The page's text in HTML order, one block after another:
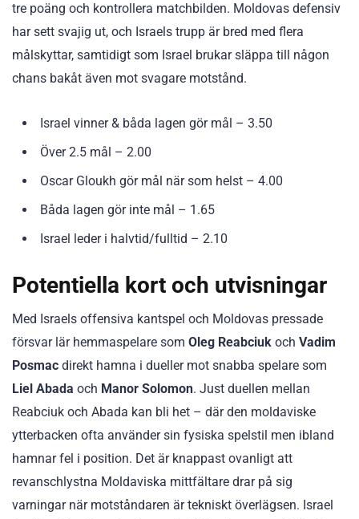
tre poäng och kontrollera matchbilden. Moldovas defensiv
har sett svajig ut, och Israels trupp är bred med flera
målskyttar, samtidigt som Israel brukar släppa till någon
chans bakåt även mot svagare motstånd.
Israel vinner & båda lagen gör mål – 3.50
Över 2.5 mål – 2.00
Oscar Gloukh gör mål när som helst – 4.00
Båda lagen gör inte mål – 1.65
Israel leder i halvtid/fulltid – 2.10
Potentiella kort och utvisningar
Med Israels offensiva kantspel och Moldovas pressade
försvar lär hemmaspelare som Oleg Reabciuk och Vadim
Posmac direkt hamna i dueller mot snabba spelare som
Liel Abada och Manor Solomon. Just duellen mellan
Reabciuk och Abada kan bli het – där den moldaviske
ytterbacken ofta använder sin fysiska spelstil men ibland
hamnar fel i position. Det är knappast ovanligt att
revanschlystna Moldaviska mittfältare drar på sig
varningar när motståndaren är tekniskt överlägsen. Israel